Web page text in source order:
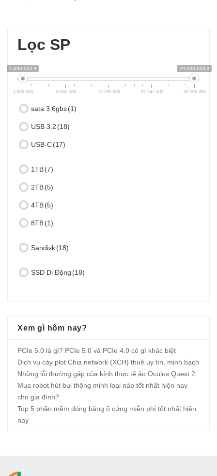
Lọc SP
1 690 000 ₫ 29 500 000 ₫
1 690 000 8 642 500 15 595 000 22 547 500 29 500 000
sata 3 6gbs(1)
USB 3.2 (18)
USB-C(17)
1TB(7)
2TB(5)
4TB(5)
8TB(1)
Sandisk(18)
SSD Di Động (18)
Xem gì hôm nay?
PCIe 5.0 là gì? PCIe 5.0 và PCIe 4.0 có gì khác biệt
Dịch vụ cày plot Chia network (XCH) thuê uy tín, minh bạch
Những lỗi thường gặp của kính thực tế ảo Oculus Quest 2
Mua robot hút bụi thông minh loại nào tốt nhất hiện nay
cho gia đình?
Top 5 phần mềm đóng băng ổ cứng miễn phí tốt nhất hiện
nay